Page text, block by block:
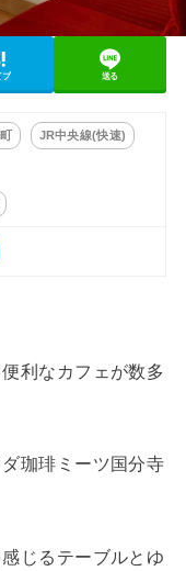
ブ 送る
JR中央線(快速)
利なカフェが数多
珈琲ミーツ国分寺
じるテーブルとゆ